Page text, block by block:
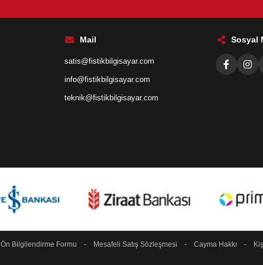
Mail
satis@fistikbilgisayar.com
info@fistikbilgisayar.com
teknik@fistikbilgisayar.com
Sosyal
Ön Bilgilendirme Formu - Mesafeli Satış Sözleşmesi - Cayma Hakkı-